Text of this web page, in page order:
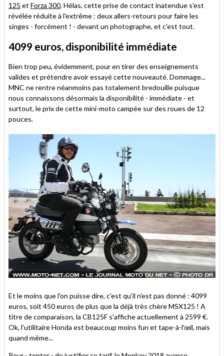
125 et Forza 300. Hélas, cette prise de contact inatendue s'est
révélée réduite à l'extrême : deux allers-retours pour faire les
singes - forcément ! - devant un photographe, et c'est tout.
4099 euros, disponibilité immédiate
Bien trop peu, évidemment, pour en tirer des enseignements
valides et prétendre avoir essayé cette nouveauté. Dommage...
MNC ne rentre néanmoins pas totalement bredouille puisque
nous connaissons désormais la disponibilité - immédiate - et
surtout, le prix de cette mini-moto campée sur des roues de 12
pouces.
Et le moins que l'on puisse dire, c'est qu'il n'est pas donné : 4099
euros, soit 450 euros de plus que la déjà très chère MSX125 ! A
titre de comparaison, la CB125F s'affiche actuellement à 2599 €.
Ok, l'utilitaire Honda est beaucoup moins fun et tape-à-l'œil, mais
quand même...